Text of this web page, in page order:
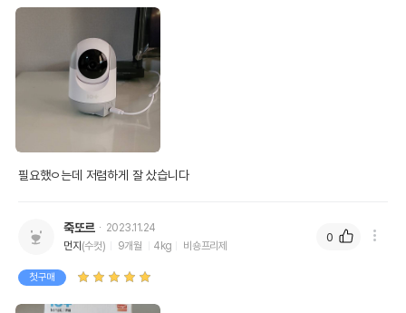
필요했ㅇ는데 저렴하게 잘 샀습니다
죽또르
2023.11.24
먼지 (수컷) 9개월 4kg 비숑프리제
첫구매
0